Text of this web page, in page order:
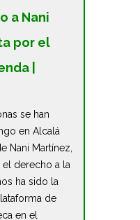
a Nani
por el
|
se han
en Alcalá
Nani Martínez,
el derecho a la
ha sido la
de
en el